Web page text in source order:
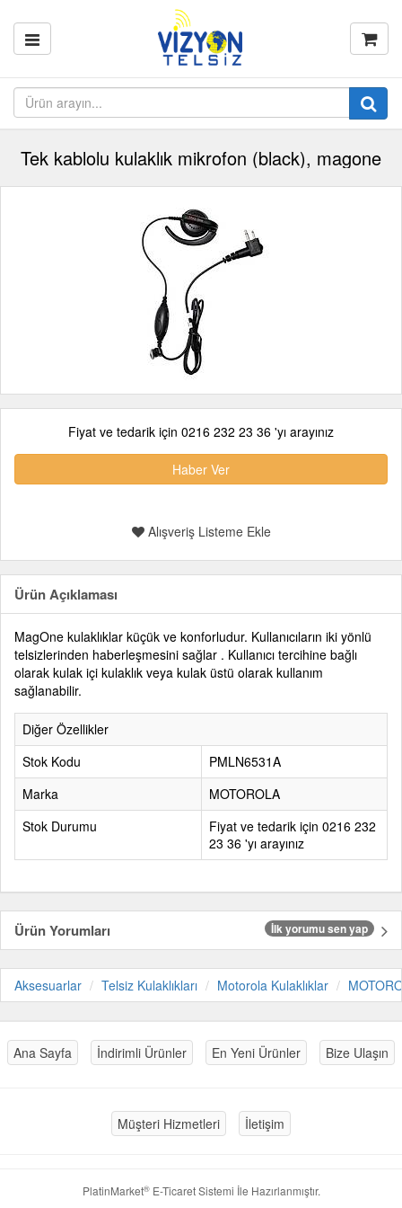
Tek kablolu kulaklık mikrofon (black), magone
Fiyat ve tedarik için 0216 232 23 36 'yı arayınız
Haber Ver
Alışveriş Listeme Ekle
Ürün Açıklaması
MagOne kulaklıklar küçük ve konforludur. Kullanıcıların iki yönlü
telsizlerinden haberleşmesini sağlar . Kullanıcı tercihine bağlı
olarak kulak içi kulaklık veya kulak üstü olarak kullanım
sağlanabilir.
Diğer Özellikler
Stok Kodu
PMLN6531A
Marka
MOTOROLA
Stok Durumu
Fiyat ve tedarik için 0216 232
23 36 'yı arayınız
Ürün Yorumları İlk yorumu sen yap
Aksesuarlar Telsiz Kulaklıkları Motorola Kulaklıklar
Ana Sayfa İndirimli Ürünler En Yeni Ürünler Bize Ulaşın
Müşteri Hizmetleri İletişim
PlatinMarket®E-Ticaret Sistemi İle Hazırlanmıştır.